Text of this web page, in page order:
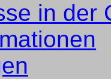
in der